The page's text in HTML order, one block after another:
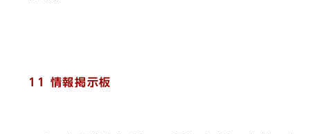
11 情報掲示板